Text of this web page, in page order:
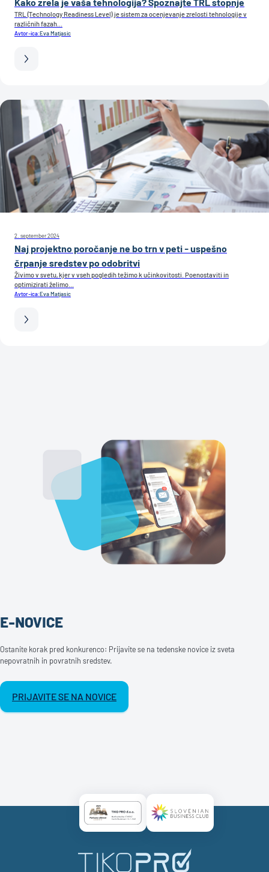
TRL (Technology Readiness Level) je sistem za ocenjevanje zrelosti tehnologije v
različnih fazah...
Avtor-ica:Eva Matjasic
2. september 2024
Naj projektno poročanje ne bo trn v peti - uspešno
črpanje sredstev po odobritvi
Živimo v svetu, kjer v vseh pogledih težimo k učinkovitosti. Poenostaviti in
optimizirati želimo...
Avtor-ica:Eva Matjasic
E-NOVICE
Ostanite korak pred konkurenco: Prijavite se na tedenske novice iz sveta
nepovratnih in povratnih sredstev.
PRIJAVITE SE NA NOVICE
Certificate AAA LogoCertificate SBC Logo